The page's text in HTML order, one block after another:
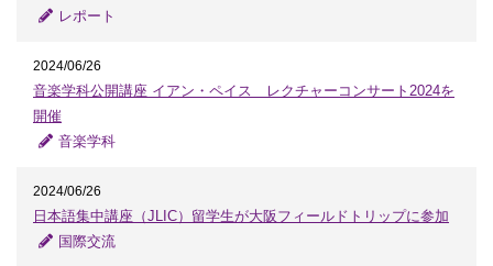
レポート
2024/06/26
音楽学科公開講座 イアン・ペイス レクチャーコンサート2024を
開催
音楽学科
2024/06/26
日本語集中講座（JLIC）留学生が大阪フィールドトリップに参加
国際交流